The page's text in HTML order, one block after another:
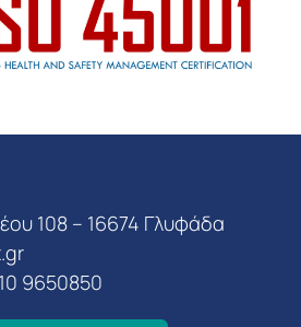
108 – 16674 Γλυφάδα
9650850